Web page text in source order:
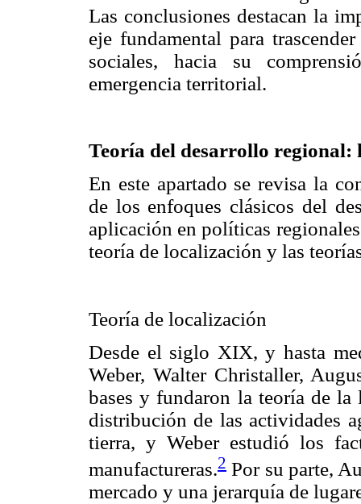
Las conclusiones destacan la
eje fundamental para
sociales, hacia su
emergencia territorial.
Teoría del desarrollo
En este apartado se revisa la
de los enfoques clásicos del
aplicación en políticas
teoría de localización y las
Teoría de localización
Desde el siglo XIX, y hasta
Weber, Walter Christaller,
bases y fundaron la teoría de
distribución de las actividades
tierra, y Weber estudió los
manufactureras.2 Por su parte,
mercado y una jerarquía de